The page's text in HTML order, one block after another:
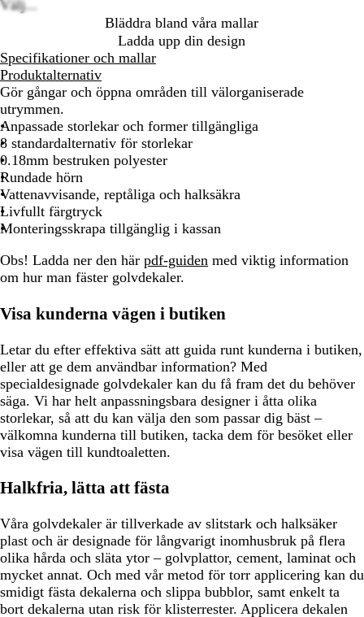
Välj...
Bläddra bland våra mallar
Ladda upp din design
Specifikationer och mallar
Produktalternativ
Gör gångar och öppna områden till välorganiserade
utrymmen.
Anpassade storlekar och former tillgängliga
8 standardalternativ för storlekar
0.18mm bestruken polyester
Rundade hörn
Vattenavvisande, reptåliga och halksäkra
Livfullt färgtryck
Monteringsskrapa tillgänglig i kassan
Obs! Ladda ner den här pdf-guiden med viktig information
om hur man fäster golvdekaler.
Visa kunderna vägen i butiken
Letar du efter effektiva sätt att guida runt kunderna i butiken,
eller att ge dem användbar information? Med
specialdesignade golvdekaler kan du få fram det du behöver
säga. Vi har helt anpassningsbara designer i åtta olika
storlekar, så att du kan välja den som passar dig bäst –
välkomna kunderna till butiken, tacka dem för besöket eller
visa vägen till kundtoaletten.
Halkfria, lätta att fästa
Våra golvdekaler är tillverkade av slitstark och halksäker
plast och är designade för långvarigt inomhusbruk på flera
olika hårda och släta ytor – golvplattor, cement, laminat och
mycket annat. Och med vår metod för torr applicering kan du
smidigt fästa dekalerna och slippa bubblor, samt enkelt ta
bort dekalerna utan risk för klisterrester. Applicera dekalen